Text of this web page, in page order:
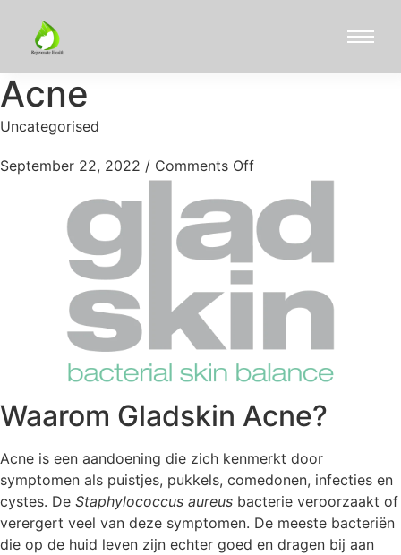
Acne
Uncategorised
September 22, 2022 / Comments Off
Waarom Gladskin Acne?
Acne is een aandoening die zich kenmerkt door
symptomen als puistjes, pukkels, comedonen, infecties en
cystes. De Staphylococcus aureus bacterie veroorzaakt of
verergert veel van deze symptomen. De meeste bacteriën
die op de huid leven zijn echter goed en dragen bij aan